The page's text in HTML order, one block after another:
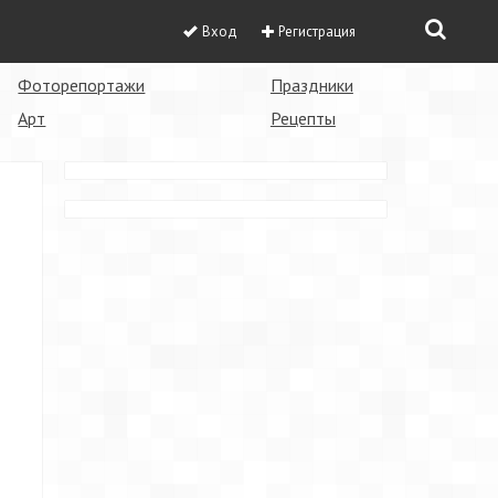
Вход Регистрация
Фоторепортажи
Арт
Праздники
Рецепты